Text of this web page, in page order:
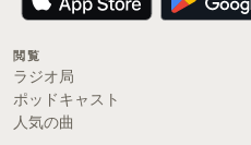
閲覧
ラジオ局
ポッドキャスト
人気の曲